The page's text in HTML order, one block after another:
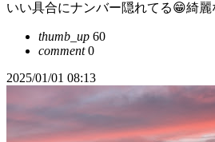
いい具合にナンバー隠れてる😁綺麗
thumb_up 60
comment0
2025/01/01 08:13